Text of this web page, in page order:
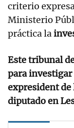
criterio
Ministerio
práctica la
Este tribunal
para investigar
expresident
diputado en